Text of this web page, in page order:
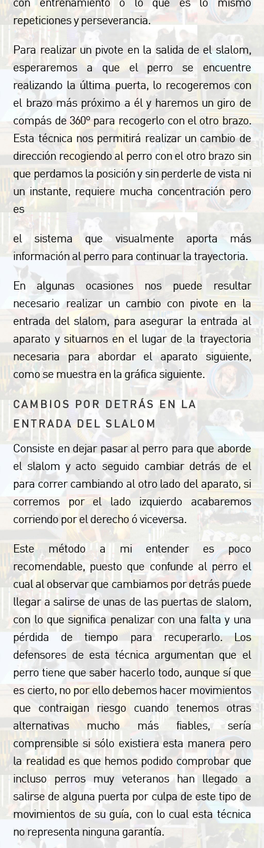
repeticiones y perseverancia.
Para realizar un pivote en la salida de el slalom,
esperaremos a que el perro se encuentre
realizando la última puerta, lo recogeremos con
el brazo más próximo a él y haremos un giro de
compás de 360º para recogerlo con el otro brazo.
Esta técnica nos permitirá realizar un cambio de
dirección recogiendo al perro con el otro brazo sin
que perdamos la posición y sin perderle de vista ni
un instante, requiere mucha concentración pero
es
el sistema que visualmente aporta más
información al perro para continuar la trayectoria.
En algunas ocasiones nos puede resultar
necesario realizar un cambio con pivote en la
entrada del slalom, para asegurar la entrada al
aparato y situarnos en el lugar de la trayectoria
necesaria para abordar el aparato siguiente,
como se muestra en la gráfica siguiente.
CAMBIOS POR DETRÁS EN LA
ENTRADA DEL SLALOM
Consiste en dejar pasar al perro para que aborde
el slalom y acto seguido cambiar detrás de el
para correr cambiando al otro lado del aparato, si
corremos por el lado izquierdo acabaremos
corriendo por el derecho ó viceversa.
Este método a mi entender es poco
recomendable, puesto que confunde al perro el
cual al observar que cambiamos por detrás puede
llegar a salirse de unas de las puertas de slalom,
con lo que significa penalizar con una falta y una
pérdida de tiempo para recuperarlo. Los
defensores de esta técnica argumentan que el
perro tiene que saber hacerlo todo, aunque sí que
es cierto, no por ello debemos hacer movimientos
que contraigan riesgo cuando tenemos otras
alternativas mucho más fiables, sería
comprensible si sólo existiera esta manera pero
la realidad es que hemos podido comprobar que
incluso perros muy veteranos han llegado a
salirse de alguna puerta por culpa de este tipo de
movimientos de su guía, con lo cual esta técnica
no representa ninguna garantía.